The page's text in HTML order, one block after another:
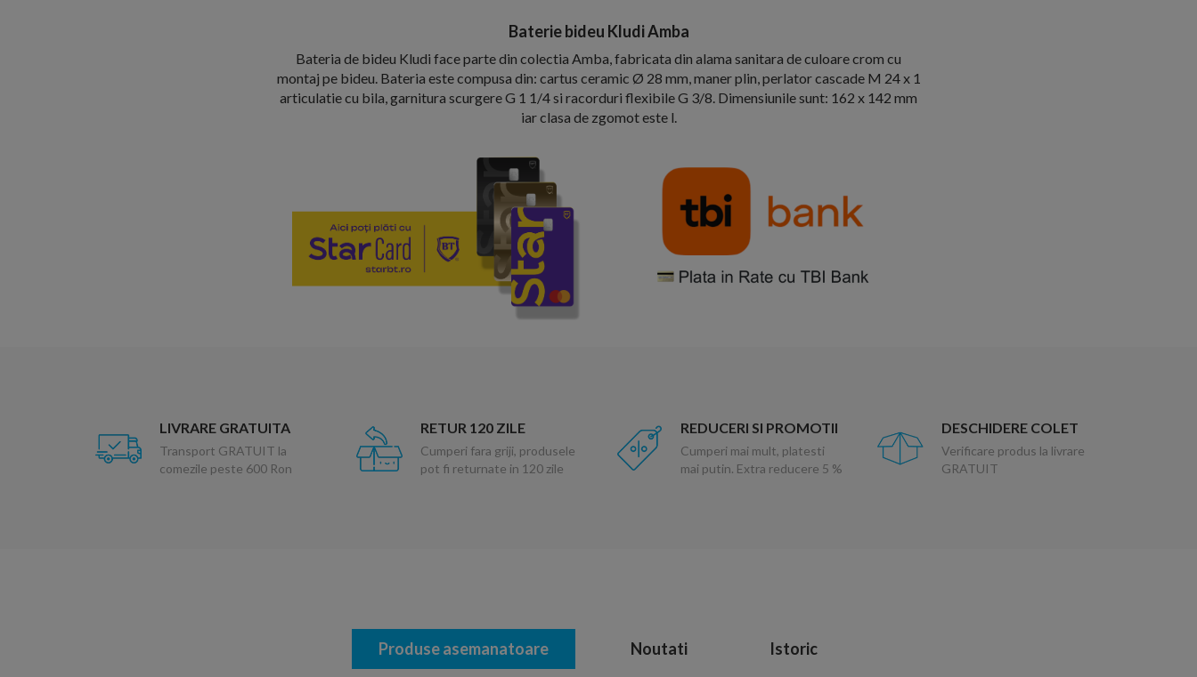
Baterie bideu Kludi Amba
Bateria de bideu Kludi face parte din colectia Amba, fabricata din alama sanitara de culoare crom cu
montaj pe bideu. Bateria este compusa din: cartus ceramic Ø 28 mm, maner plin, perlator cascade M 24 x 1
articulatie cu bila, garnitura scurgere G 1 1/4 si racorduri flexibile G 3/8. Dimensiunile sunt: 162 x 142 mm
iar clasa de zgomot este l.
LIVRARE GRATUITA
Transport GRATUIT la
comezile peste 600 Ron
RETUR 120 ZILE
Cumperi fara griji, produsele
pot fi returnate in 120 zile
REDUCERI SI PROMOTII
Cumperi mai mult, platesti
mai putin. Extra reducere 5 %
DESCHIDERE COLET
Verificare produs la livrare
GRATUIT
Produse asemanatoare Noutati Istoric